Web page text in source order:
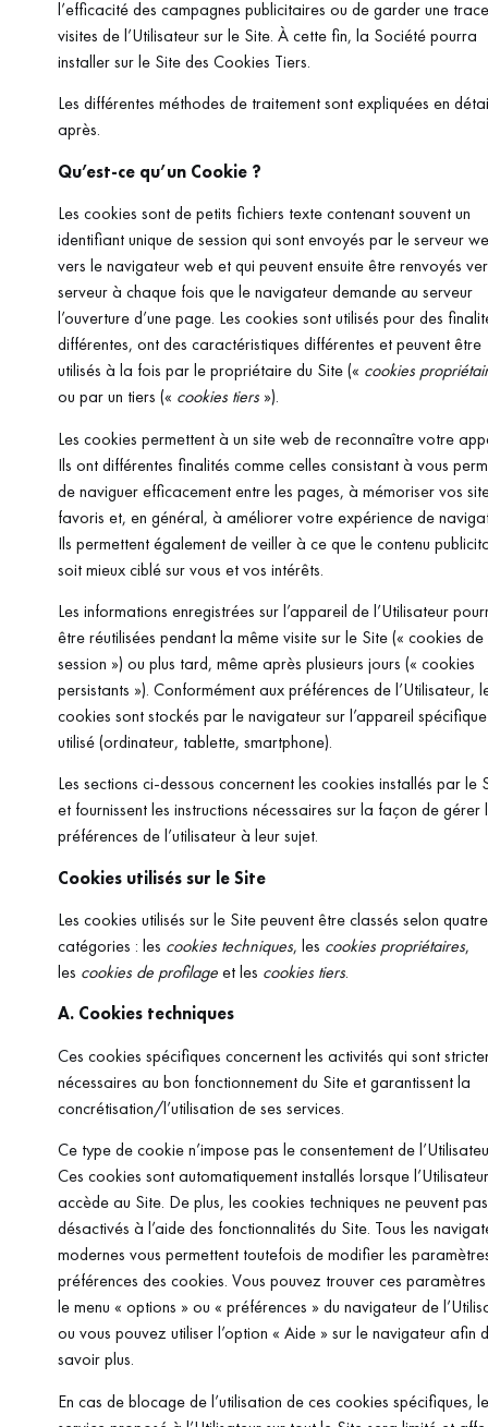
l’efficacité des campagnes publicitaires ou de garder une
visites de l’Utilisateur sur le Site. À cette fin, la Société pourra
installer sur le Site des Cookies Tiers.
Les différentes méthodes de traitement sont expliquées en
après.
Qu’est-ce qu’un Cookie ?
Les cookies sont de petits fichiers texte contenant souvent un
identifiant unique de session qui sont envoyés par le serveur
vers le navigateur web et qui peuvent ensuite être renvoyés
serveur à chaque fois que le navigateur demande au serveur
l’ouverture d’une page. Les cookies sont utilisés pour des
différentes, ont des caractéristiques différentes et peuvent être
utilisés à la fois par le propriétaire du Site (« cookies
ou par un tiers (« cookies tiers»).
Les cookies permettent à un site web de reconnaître votre
Ils ont différentes finalités comme celles consistant à vous
de naviguer efficacement entre les pages, à mémoriser vos
favoris et, en général, à améliorer votre expérience de
Ils permettent également de veiller à ce que le contenu
soit mieux ciblé sur vous et vos intérêts.
Les informations enregistrées sur l’appareil de l’Utilisateur
être réutilisées pendant la même visite sur le Site (« cookies de
session ») ou plus tard, même après plusieurs jours (« cookies
persistants »). Conformément aux préférences de l’Utilisateur,
cookies sont stockés par le navigateur sur l’appareil spécifique
utilisé (ordinateur, tablette, smartphone).
Les sections ci-dessous concernent les cookies installés par le
et fournissent les instructions nécessaires sur la façon de gérer
préférences de l’utilisateur à leur sujet.
Cookies utilisés sur le Site
Les cookies utilisés sur le Site peuvent être classés selon quatre
catégories : les cookies techniques, les cookies propriétaires,
les cookies de profilageet les cookies tiers.
A. Cookies techniques
Ces cookies spécifiques concernent les activités qui sont
nécessaires au bon fonctionnement du Site et garantissent la
concrétisation/l’utilisation de ses services.
Ce type de cookie n’impose pas le consentement de
Ces cookies sont automatiquement installés lorsque l’Utilisateur
accède au Site. De plus, les cookies techniques ne peuvent
désactivés à l’aide des fonctionnalités du Site. Tous les
modernes vous permettent toutefois de modifier les
préférences des cookies. Vous pouvez trouver ces
le menu « options » ou « préférences » du navigateur de
ou vous pouvez utiliser l’option « Aide » sur le navigateur afin
savoir plus.
En cas de blocage de l’utilisation de ces cookies spécifiques, le